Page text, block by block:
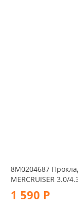
8M0204687
MERCRUISER 3.0/
1 590 Р